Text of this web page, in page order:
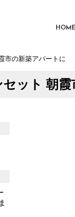
HOME
市の新築アパートに
ット 朝